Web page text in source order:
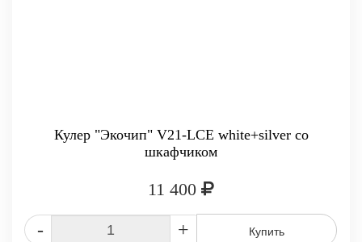
Кулер "Экочип" V21-LCE white+silver со
шкафчиком
11 400
- + Купить